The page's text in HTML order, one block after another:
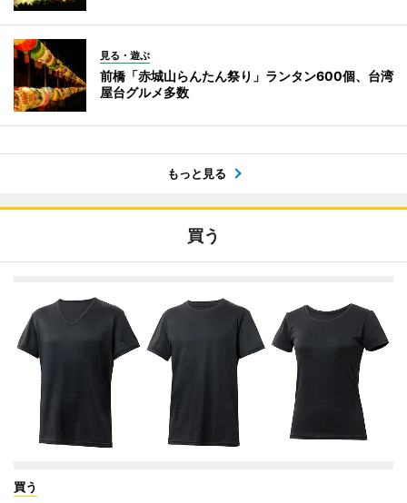
見る・遊ぶ
前橋「赤城山らんたん祭り」ランタン600個、台湾
屋台グルメ多数
もっと見る
買う
買う